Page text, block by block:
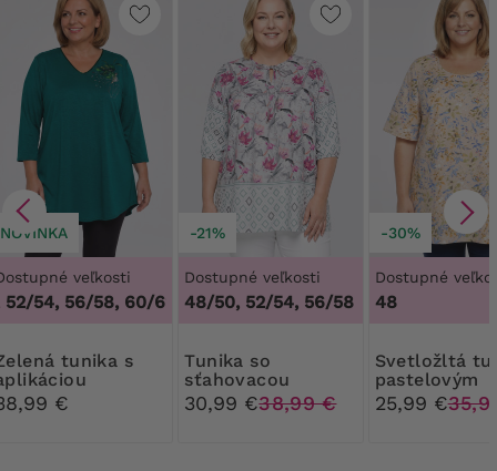
NOVINKA
veľkosti
54, 56/58, 60/62 48/50, 52/54, 56/58, 60/62
s
€
-21%
Dostupné veľkosti
48/50, 52/54, 56/58
Tunika so
sťahovacou
šnúrkou, sivé a
ružové vzory
30,99 €38,99 €
-30%
Dostupné
48
Svetložltá tunika s
pastelovým
listovým
25,99 €